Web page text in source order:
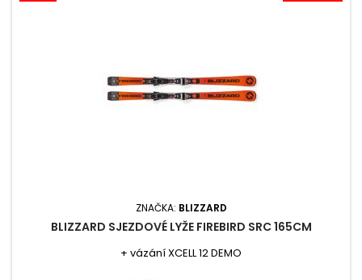
ZNAČKA: BLIZZARD
BLIZZARD SJEZDOVÉ LYŽE FIREBIRD SRC 165CM
+ vázání XCELL 12 DEMO